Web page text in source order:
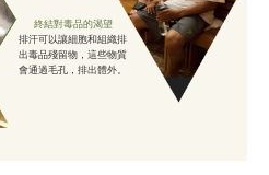
終結對毒品的渴望
排汗可以讓細胞和組織排
出毒品殘留物，這些物質
會通過毛孔，排出體外。